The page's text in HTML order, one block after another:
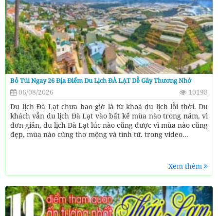
Bỏ Túi Ngay 26 Địa Điểm Du Lịch ĐÀ LẠT Dễ Gây Thương Nhớ
06/08/2026
10198
Du lịch Đà Lạt chưa bao giờ là từ khoá du lịch lỗi thời. Du
khách vẫn du lịch Đà Lạt vào bất kể mùa nào trong năm, vì
đơn giản, du lịch Đà Lạt lúc nào cũng được vì mùa nào cũng
đẹp, mùa nào cũng thơ mộng và tình tứ. trong video...
Xem thêm